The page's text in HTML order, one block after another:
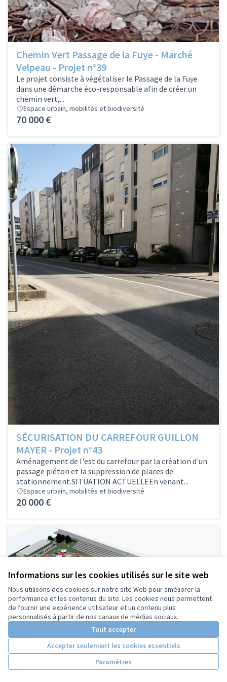
Informations sur les cookies utilisés sur le site web
Nous utilisons des cookies sur notre site Web pour améliorer la
performance et les contenus du site. Les cookies nous permettent
de fournir une expérience utilisateur et un contenu plus
personnalisés à partir de nos canaux de médias sociaux.
Tout accepter
Accepter seulement les cookies essentiels
Paramètres
Chemin Vert Passage de la Fuye - Marché
Velpeau - Projet n°39
Le projet consiste à végétaliser le Passage de la Fuye
dans une démarche éco-responsable afin de créer un
chemin vert,...
Espace urbain, mobilités et biodiversité
70 000 €
SÉCURISATION DU CARREFOUR GUILLON
MAYER - Projet n°43
Aménagement de l'est du carrefour par la création d'un
passage piéton et la suppression de places de
stationnement.SITUATION ACTUELLEEn venant...
Espace urbain, mobilités et biodiversité
20 000 €
OCHERLUDIQUE : un tiers lieu aux Rives du
S’inscrit dans une démarche éco-responsable et